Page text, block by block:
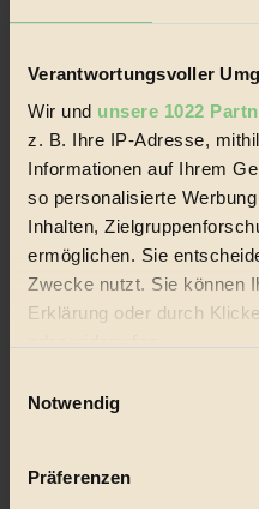
Verantwortungsvoller
Wir und unsere 1022
z. B. Ihre IP-Adresse,
Informationen auf Ihrem
so personalisierte
Inhalten,
ermöglichen. Sie
Zwecke nutzt. Sie können
Erklärung oder durch
Wenn Sie es erlauben,
Ihr Gerät durch
Notwendig
Präferenzen
Handels mit Bioprodukten, des
alternativer Energien.
Social Media
22.601 Fans auf Facebook
Folge uns auf Instagram
Themen
Bio
#
Vegan